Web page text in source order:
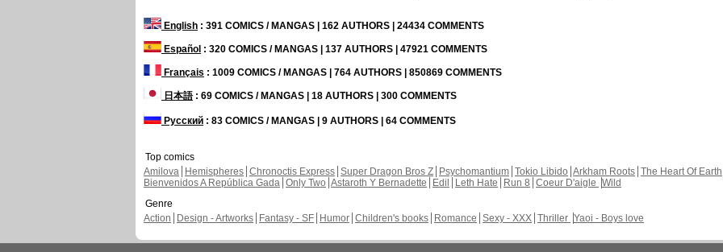
English : 391 COMICS / MANGAS | 162 AUTHORS | 24434 COMMENTS
Español : 320 COMICS / MANGAS | 137 AUTHORS | 47921 COMMENTS
Français : 1009 COMICS / MANGAS | 764 AUTHORS | 850869 COMMENTS
日本語: 69 COMICS / MANGAS | 18 AUTHORS | 300 COMMENTS
Русский : 83 COMICS / MANGAS | 9 AUTHORS | 64 COMMENTS
Top comics
Amilova
Hemispheres Chronoctis Express Super Dragon Bros Z Psychomantium Tokio Libido Arkham Roots The Heart Of Earth
Bienvenidos A República Gada Only Two Astaroth Y Bernadette Edil Leth Hate Run 8 Coeur D'aigle Wild
Genre
Action
Design - Artworks Fantasy - SF Humor Children's books Romance Sexy - XXX Thriller Yaoi - Boys love